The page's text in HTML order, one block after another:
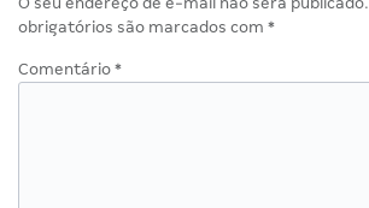
obrigatórios são marcados com *
Comentário *